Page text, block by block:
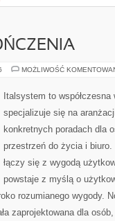
MOŻLIWOŚĆ
Italsystem to
specjalizuje się na
konkretnych poradach dla
przestrzeń do życia i
łączy się z wygodą
powstaje z myślą o
rozumianego wygody.
zaprojektowana dla